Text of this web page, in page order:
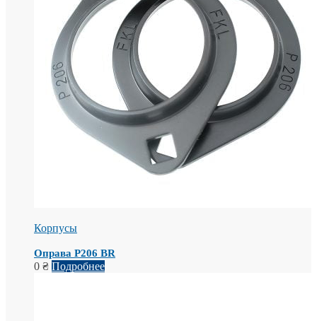
Корпусы
Оправа Р206 BR
0 ₴ Подробнее